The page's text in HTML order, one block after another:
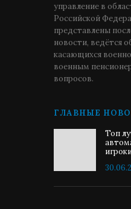
управление в
Российской
представлены
новости, ведётся
касающихся
военным
вопросов.
ГЛАВНЫЕ
Топ